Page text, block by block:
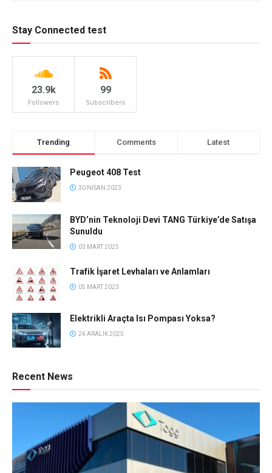
Stay Connected test
23.9k
Followers
99
Subscribers
Trending Comments Latest
Peugeot 408 Test
30 NISAN 2023
BYD’nin Teknoloji Devi TANG Türkiye’de Satışa
Sunuldu
03 MART 2025
Trafik İşaret Levhaları ve Anlamları
05 MART 2023
Elektrikli Araçta Isı Pompası Yoksa?
24 ARALIK 2025
Recent News